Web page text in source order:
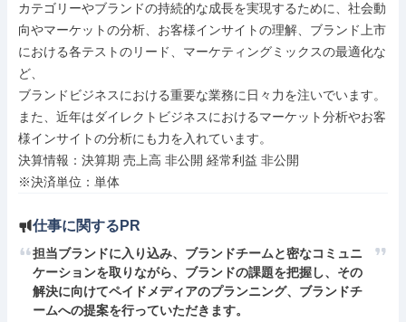
カテゴリーやブランドの持続的な成長を実現するために、社会動
向やマーケットの分析、お客様インサイトの理解、ブランド上市
における各テストのリード、マーケティングミックスの最適化な
ど、
ブランドビジネスにおける重要な業務に日々力を注いでいます。
また、近年はダイレクトビジネスにおけるマーケット分析やお客
様インサイトの分析にも力を入れています。
決算情報：決算期 売上高 非公開 経常利益 非公開
※決済単位：単体
仕事に関するPR
担当ブランドに入り込み、ブランドチームと密なコミュニ
ケーションを取りながら、ブランドの課題を把握し、その
解決に向けてペイドメディアのプランニング、ブランドチ
ームへの提案を行っていただきます。